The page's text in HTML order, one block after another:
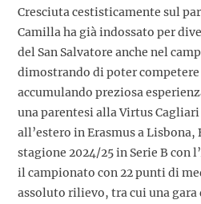
Cresciuta cestisticamente sul
Camilla ha già indossato per
del San Salvatore anche nel
dimostrando di poter
accumulando preziosa
una parentesi alla Virtus Cagliari
all’estero in Erasmus a
stagione 2024/25 in Serie B con
il campionato con 22 punti di
assoluto rilievo, tra cui una gara